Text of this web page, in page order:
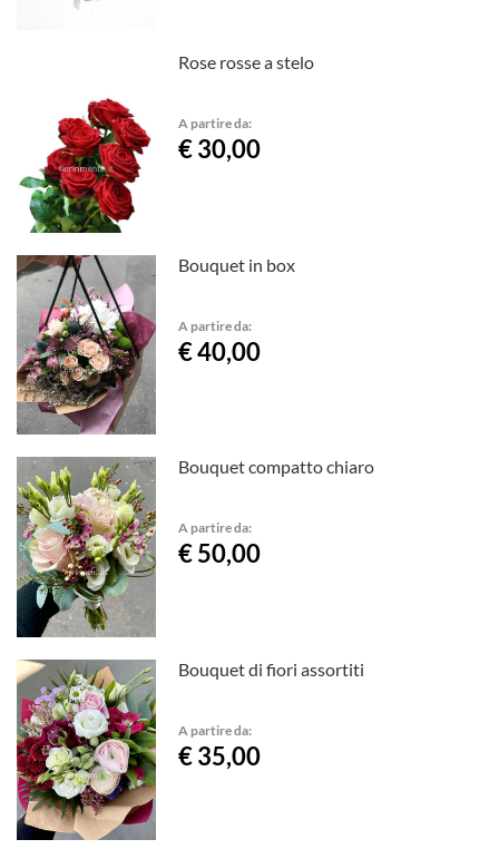
Rose rosse a stelo
A partire da:
€ 30,00
Bouquet in box
A partire da:
€ 40,00
Bouquet compatto chiaro
A partire da:
€ 50,00
Bouquet di fiori assortiti
A partire da:
€ 35,00